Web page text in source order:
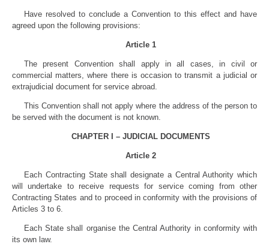
Have resolved to conclude a Convention to this effect and have
agreed upon the following provisions:
Article 1
The present Convention shall apply in all cases, in civil or
commercial matters, where there is occasion to transmit a judicial or
extrajudicial document for service abroad.
This Convention shall not apply where the address of the person to
be served with the document is not known.
CHAPTER I – JUDICIAL DOCUMENTS
Article 2
Each Contracting State shall designate a Central Authority which
will undertake to receive requests for service coming from other
Contracting States and to proceed in conformity with the provisions of
Articles 3 to 6.
Each State shall organise the Central Authority in conformity with
its own law.